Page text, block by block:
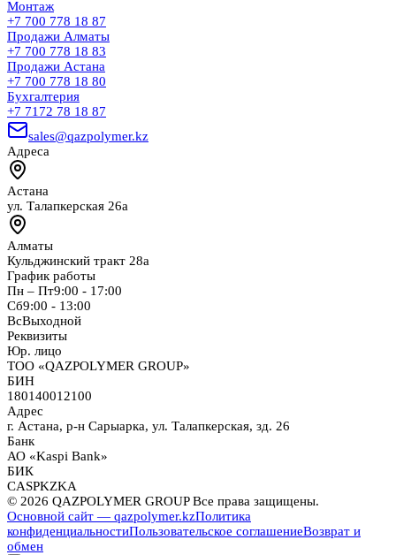
Монтаж
+7 700 778 18 87
Продажи Алматы
+7 700 778 18 83
Продажи Астана
+7 700 778 18 80
Бухгалтерия
+7 7172 78 18 87
sales@qazpolymer.kz
Адреса
Астана
ул. Талапкерская 26а
Алматы
Кульджинский тракт 28а
График работы
Пн – Пт9:00 - 17:00
Сб9:00 - 13:00
ВсВыходной
Реквизиты
Юр. лицо
ТОО «QAZPOLYMER GROUP»
БИН
180140012100
Адрес
г. Астана, р-н Сарыарка, ул. Талапкерская, зд. 26
Банк
АО «Kaspi Bank»
БИК
CASPKZKA
© 2026 QAZPOLYMER GROUP Все права защищены.
Основной сайт — qazpolymer.kzПолитика
конфиденциальностиПользовательское соглашениеВозврат и
обмен